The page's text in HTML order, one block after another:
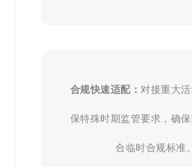
合规快速适配： 对接重大
保特殊时期监管要求，确
合临时合规标准。